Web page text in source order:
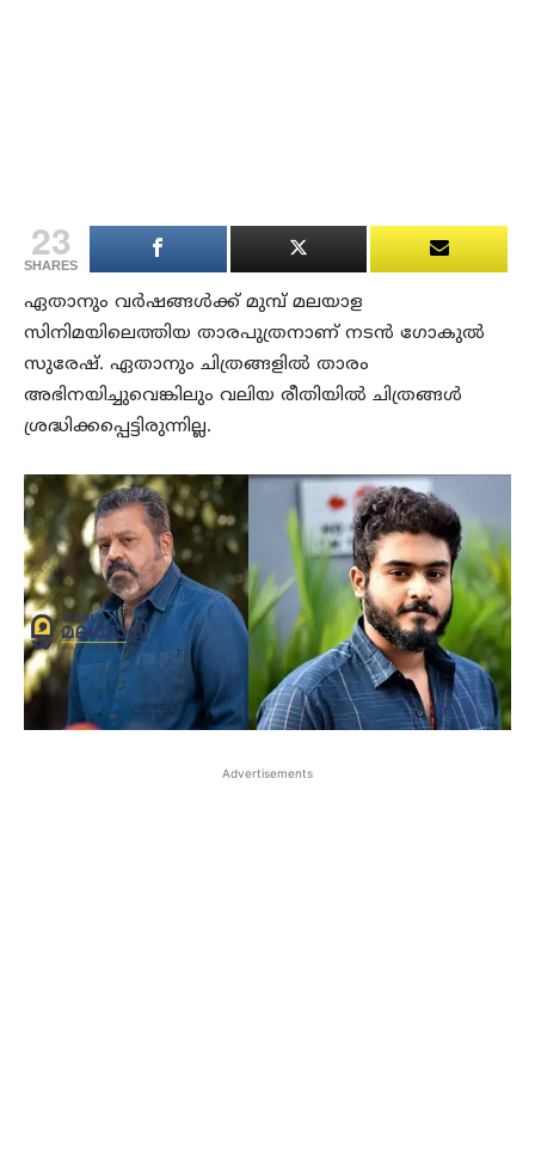
23
SHARES
ഏതാനും വര്‍ഷങ്ങള്‍ക്ക് മുമ്പ് മലയാള
സിനിമയിലെത്തിയ താരപുത്രനാണ് നടന്‍ ഗോകുല്‍
സുരേഷ്. ഏതാനും ചിത്രങ്ങളില്‍ താരം
അഭിനയിച്ചുവെങ്കിലും വലിയ രീതിയില്‍ ചിത്രങ്ങള്‍
ശ്രദ്ധിക്കപ്പെട്ടിരുന്നില്ല.
Advertisements